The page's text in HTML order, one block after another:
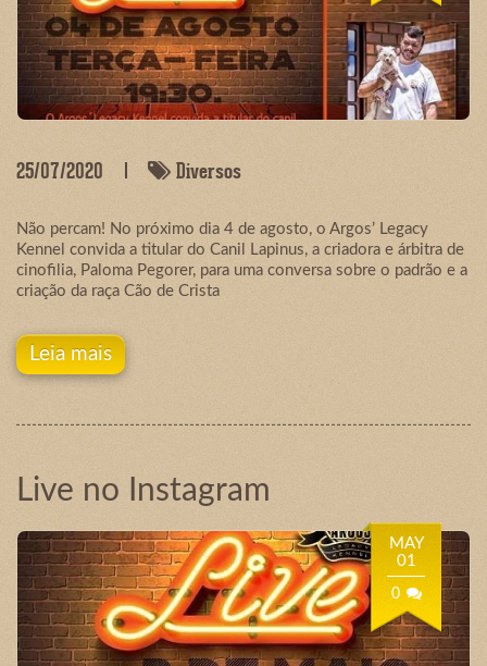
25/07/2020 Diversos
Não percam! No próximo dia 4 de agosto, o Argos’ Legacy
Kennel convida a titular do Canil Lapinus, a criadora e árbitra de
cinofilia, Paloma Pegorer, para uma conversa sobre o padrão e a
criação da raça Cão de Crista
Leia mais
Live no Instagram
MAY
01
0